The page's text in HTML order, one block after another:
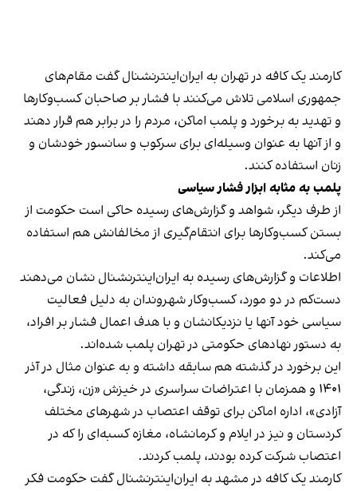
کارمند یک کافه در تهران به ایران‌اینترنشنال گفت مقام‌های
جمهوری اسلامی تلاش می‌کنند با فشار بر صاحبان کسب‌وکارها
و تهدید به برخورد و پلمب اماکن، مردم را در برابر هم قرار دهند
و از آنها به عنوان وسیله‌ای برای سرکوب و سانسور خودشان و
زنان استفاده کنند.
پلمب به مثابه ابزار فشار سیاسی
از طرف دیگر، شواهد و گزارش‌های رسیده حاکی است حکومت از
بستن کسب‌وکارها برای انتقام‌گیری از مخالفانش هم استفاده
می‌کند.
اطلاعات و گزارش‌های رسیده به ایران‌اینترنشنال نشان می‌دهند
دست‌کم در دو مورد، کسب‌وکار شهروندان به دلیل فعالیت
سیاسی خود آنها یا نزدیکانشان و با هدف اعمال فشار بر افراد،
به دستور نهادهای حکومتی در تهران پلمب شده‌اند.
این برخورد در گذشته هم سابقه داشته و به عنوان مثال در آذر
۱۴۰۱ و همزمان با اعتراضات سراسری در خیزش «زن، زندگی،
آزادی»، اداره اماکن برای توقف اعتصاب در شهرهای مختلف
کردستان و نیز در ایلام و کرمانشاه، مغازه کسبه‌ای را که در
اعتصاب شرکت کرده بودند، پلمب کردند.
کارمند یک کافه در مشهد به ایران‌اینترنشنال گفت حکومت فکر